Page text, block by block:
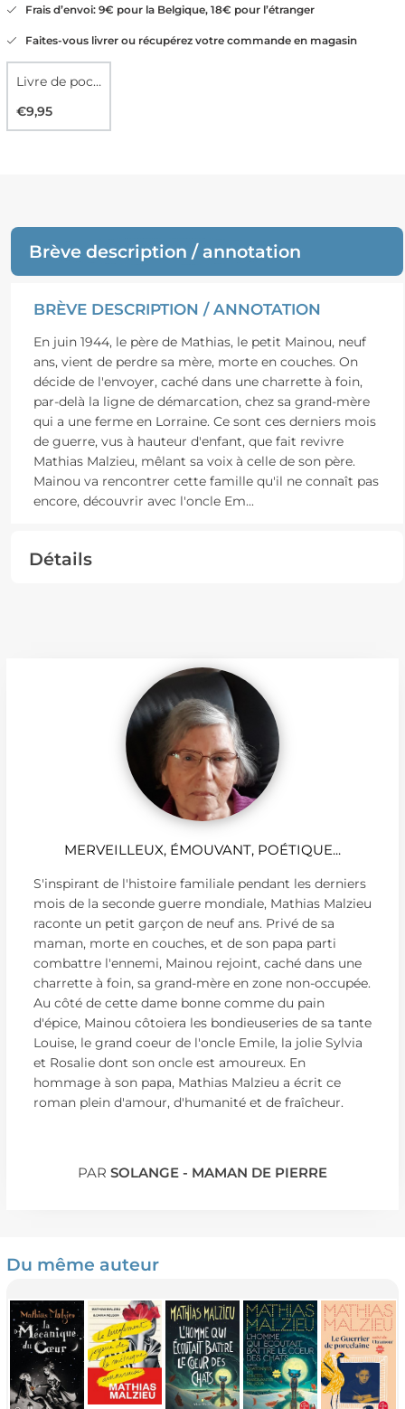
Frais d’envoi: 9€ pour la Belgique, 18€ pour l’étranger
Faites-vous livrer ou récupérez votre commande en magasin
Livre de poche
€9,95
Brève description / annotation
BRÈVE DESCRIPTION / ANNOTATION
En juin 1944, le père de Mathias, le petit Mainou, neuf
ans, vient de perdre sa mère, morte en couches. On
décide de l'envoyer, caché dans une charrette à foin,
par-delà la ligne de démarcation, chez sa grand-mère
qui a une ferme en Lorraine. Ce sont ces derniers mois
de guerre, vus à hauteur d'enfant, que fait revivre
Mathias Malzieu, mêlant sa voix à celle de son père.
Mainou va rencontrer cette famille qu'il ne connaît pas
encore, découvrir avec l'oncle Em...
Détails
MERVEILLEUX, ÉMOUVANT, POÉTIQUE...
S'inspirant de l'histoire familiale pendant les derniers
mois de la seconde guerre mondiale, Mathias Malzieu
raconte un petit garçon de neuf ans. Privé de sa
maman, morte en couches, et de son papa parti
combattre l'ennemi, Mainou rejoint, caché dans une
charrette à foin, sa grand-mère en zone non-occupée.
Au côté de cette dame bonne comme du pain
d'épice, Mainou côtoiera les bondieuseries de sa tante
Louise, le grand coeur de l'oncle Emile, la jolie Sylvia
et Rosalie dont son oncle est amoureux. En
hommage à son papa, Mathias Malzieu a écrit ce
roman plein d'amour, d'humanité et de fraîcheur.
PAR SOLANGE - MAMAN DE PIERRE
Du même auteur